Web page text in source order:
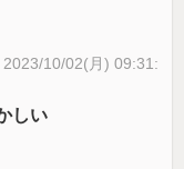
2023/10/02(月) 09:31:
しい